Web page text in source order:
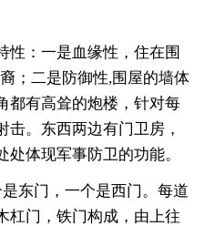
：一是血缘性，住在围
；二是防御性,围屋的墙体
都有高耸的炮楼，针对每
击。东西两边有门卫房，
体现军事防卫的功能。
东门，一个是西门。每道
杠门，铁门构成，由上往